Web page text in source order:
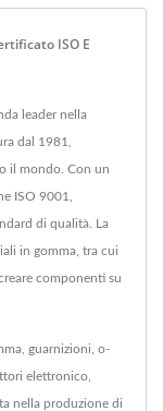
ISO E
leader nella
dal 1981,
il mondo. Con un
ISO 9001,
di qualità. La
in gomma, tra cui
componenti su
guarnizioni, o-
elettronico,
nella produzione di